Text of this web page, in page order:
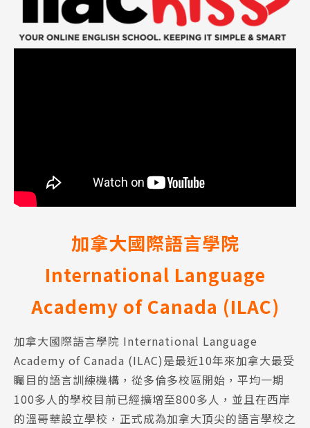
加拿大國際語言學院
International Language
Academy of Canada (ILAC)
加拿大國際語言學院 International Language
Academy of Canada (ILAC)是最近10年來加拿大最受
矚目的語言訓練機構，從多倫多校區開始，平均一期
100多人的學校目前已經擴增至800多人，並且在西岸
的溫哥華設立學校，正式成為加拿大頂尖的語言學校之